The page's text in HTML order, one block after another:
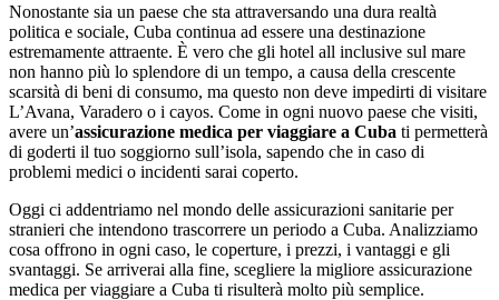
Nonostante sia un paese che sta attraversando una dura realtà
politica e sociale, Cuba continua ad essere una destinazione
estremamente attraente. È vero che gli hotel all inclusive sul mare
non hanno più lo splendore di un tempo, a causa della crescente
scarsità di beni di consumo, ma questo non deve impedirti di visitare
L’Avana, Varadero o i cayos. Come in ogni nuovo paese che visiti,
avere un’assicurazione medica per viaggiare a Cuba ti permetterà
di goderti il tuo soggiorno sull’isola, sapendo che in caso di
problemi medici o incidenti sarai coperto.
Oggi ci addentriamo nel mondo delle assicurazioni sanitarie per
stranieri che intendono trascorrere un periodo a Cuba. Analizziamo
cosa offrono in ogni caso, le coperture, i prezzi, i vantaggi e gli
svantaggi. Se arriverai alla fine, scegliere la migliore assicurazione
medica per viaggiare a Cuba ti risulterà molto più semplice.